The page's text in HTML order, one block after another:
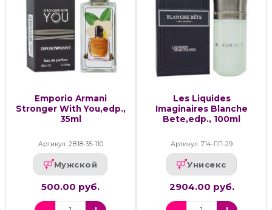
Emporio Armani
Stronger With You,edp.,
35ml
Артикул: 2В18-35-110
Мужской
500.00 руб.
Les Liquides
Imaginaires Blanche
Bete,edp., 100ml
Артикул: 714-ЛП-29
Унисекс
2904.00 руб.